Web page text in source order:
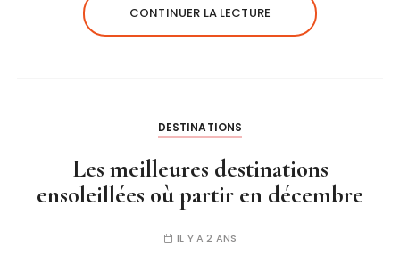
CONTINUER LA LECTURE
DESTINATIONS
Les meilleures destinations
ensoleillées où partir en décembre
IL Y A 2 ANS